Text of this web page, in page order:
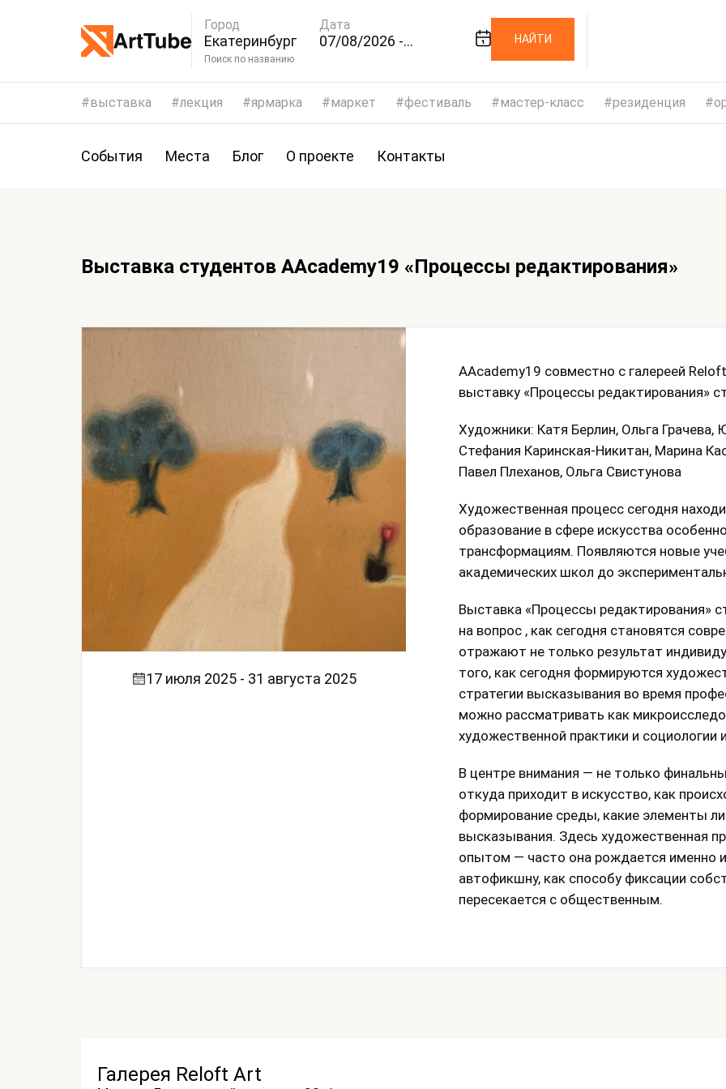
Город
Екатеринбург
Дата
07/08/2026 -
Поиск по названию
НАЙТИ
выставка лекция ярмарка маркет фестиваль мастер-класс резиденция
События Места Блог О проекте Контакты
Выставка студентов AAcademy19 «Процессы редактирования»
17 июля 2025 - 31 августа 2025
AAcademy19 совместно с галереей
выставку «Процессы редактирования»
Художники: Катя Берлин, Ольга
Стефания Каринская-Никитан, Марина
Павел Плеханов, Ольга Свистунова
Художественная процесс сегодня
образование в сфере искусства
трансформациям. Появляются новые
академических школ до
Выставка «Процессы редактирования»
на вопрос , как сегодня становятся
отражают не только результат
того, как сегодня формируются
стратегии высказывания во время
можно рассматривать как
художественной практики и социологии
В центре внимания — не только
откуда приходит в искусство, как
формирование среды, какие элементы
высказывания. Здесь художественная
опытом — часто она рождается именно
автофикшну, как способу фиксации
пересекается с общественным.
Галерея Reloft Art